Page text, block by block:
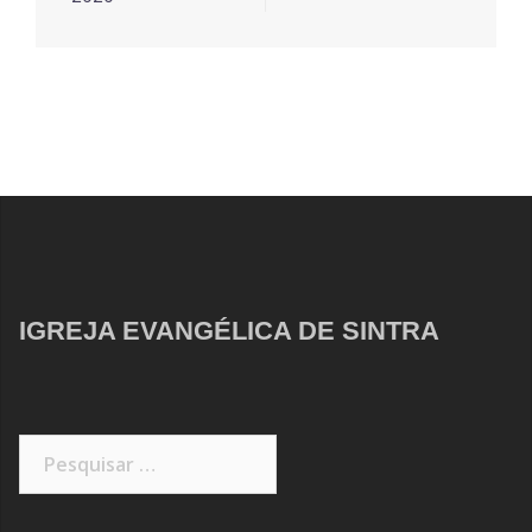
IGREJA EVANGÉLICA DE SINTRA